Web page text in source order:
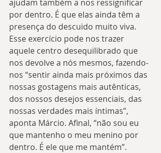
ajudam também a nos ressignificar
por dentro. É que elas ainda têm a
presença do descuido muito viva.
Esse exercício pode nos trazer
aquele centro desequilibrado que
nos devolve a nós mesmos, fazendo-
nos “sentir ainda mais próximos das
nossas gostagens mais autênticas,
dos nossos desejos essenciais, das
nossas verdades mais íntimas”,
aponta Márcio. Afinal, “não sou eu
que mantenho o meu menino por
dentro. É ele que me mantém”.